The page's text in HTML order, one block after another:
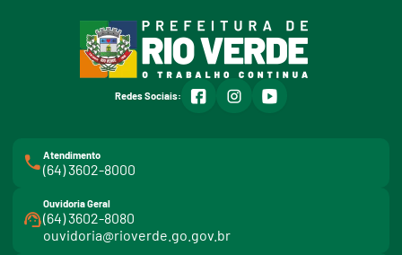
Redes Sociais: facebookinstagramyoutube
Atendimento
(64) 3602-8000
Ouvidoria Geral
(64) 3602-8080
ouvidoria@rioverde.go.gov.br